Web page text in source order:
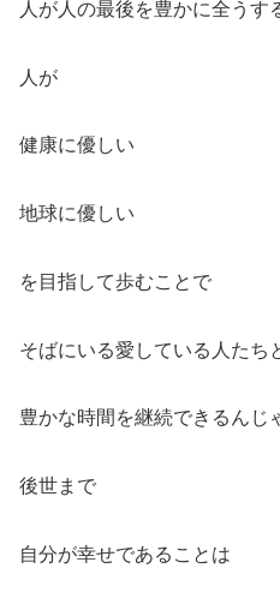
人が人の最後を豊かに全うす
人が
健康に優しい
地球に優しい
を目指して歩むことで
そばにいる愛している人たち
豊かな時間を継続できるんじ
後世まで
自分が幸せであることは